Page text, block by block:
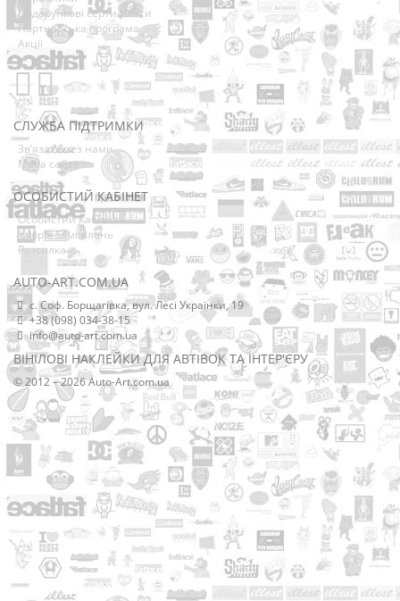
Подарункові сертифікати
Партнерська програма
Акції
СЛУЖБА ПІДТРИМКИ
Зв’язатися з нами
Мапа сайту
ОСОБИСТИЙ КАБІНЕТ
Особистий Кабінет
Історія замовлень
Розсилка
AUTO-ART.COM.UA
с. Соф. Борщагівка, вул. Лесі Українки, 19
+38 (098) 034-38-15
info@auto-art.com.ua
ВІНІЛОВІ НАКЛЕЙКИ ДЛЯ АВТІВОК ТА ІНТЕР'ЄРУ
© 2012 – 2026 Auto-Art.com.ua